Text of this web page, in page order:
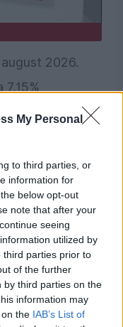
My Personal
to third parties, or
information for
below opt-out
note that after your
seeing
utilized by
third parties prior to
of the further
by third parties on the
information may
the IAB’s List of
2026.
european
și susține